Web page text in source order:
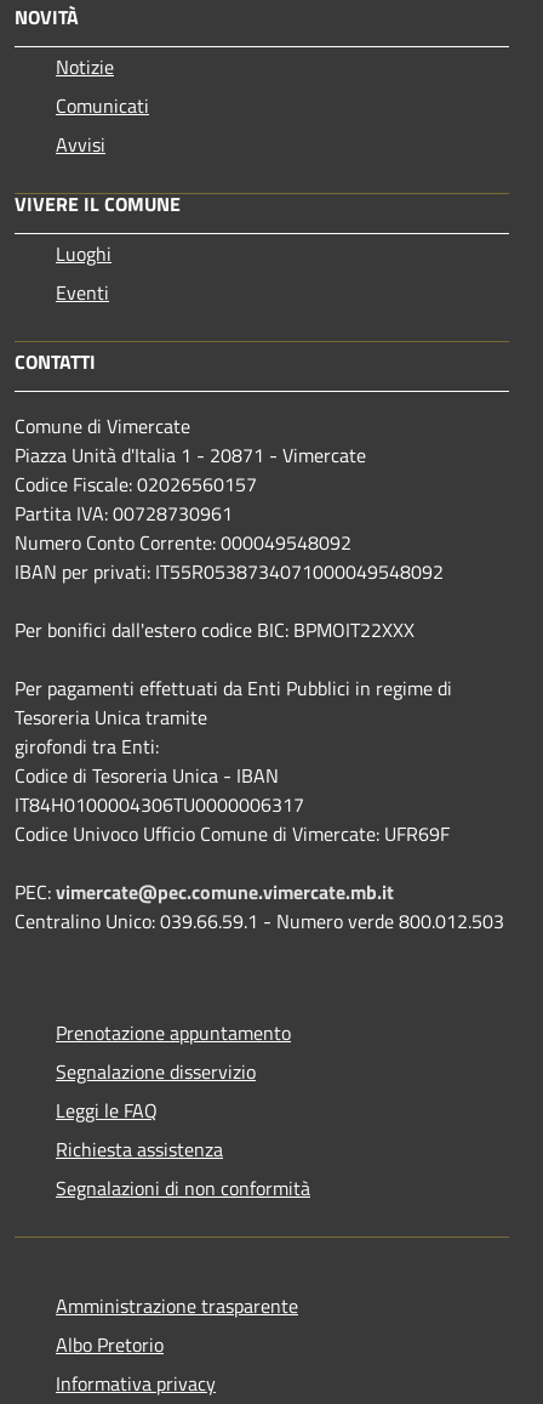
NOVITÀ
Notizie
Comunicati
Avvisi
VIVERE IL COMUNE
Luoghi
Eventi
CONTATTI
Comune di Vimercate
Piazza Unità d'Italia 1 - 20871 - Vimercate
Codice Fiscale: 02026560157
Partita IVA: 00728730961
Numero Conto Corrente: 000049548092
IBAN per privati: IT55R0538734071000049548092
Per bonifici dall'estero codice BIC: BPMOIT22XXX
Per pagamenti effettuati da Enti Pubblici in regime di
Tesoreria Unica tramite
girofondi tra Enti:
Codice di Tesoreria Unica - IBAN
IT84H0100004306TU0000006317
Codice Univoco Ufficio Comune di Vimercate: UFR69F
PEC:vimercate@pec.comune.vimercate.mb.it
Centralino Unico: 039.66.59.1 - Numero verde 800.012.503
Prenotazione appuntamento
Segnalazione disservizio
Leggi le FAQ
Richiesta assistenza
Segnalazioni di non conformità
Amministrazione trasparente
Albo Pretorio
Informativa privacy